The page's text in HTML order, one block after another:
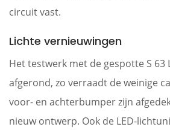
circuit vast.
Lichte vernieuwingen
Het testwerk met de gespotte S 63
afgerond, zo verraadt de weinige
voor- en achterbumper zijn
nieuw ontwerp. Ook de LED-